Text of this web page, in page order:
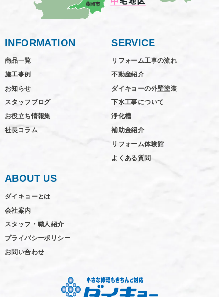
INFORMATION
商品一覧
施工事例
お知らせ
スタッフブログ
お役立ち情報集
社長コラム
SERVICE
リフォーム工事の流れ
不動産紹介
ダイキョーの外壁塗装
下水工事について
浄化槽
補助金紹介
リフォーム体験館
よくある質問
ABOUT US
ダイキョーとは
会社案内
スタッフ・職人紹介
プライバシーポリシー
お問い合わせ